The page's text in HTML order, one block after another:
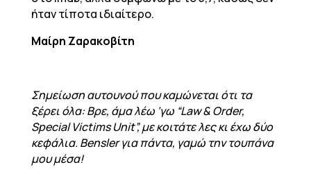
ήταν τίποτα ιδιαίτερο.
Μαίρη Ζαρακοβίτη
Σημείωση αυτουνού που καμώνεται ότι τα
ξέρει όλα: Βρε, άμα λέω ‘γω “Law & Order,
Special Victims Unit”, με κοιτάτε λες κι έχω δύο
κεφάλια. Bensler για πάντα, γαμώ την τουπάνα
μου μέσα!